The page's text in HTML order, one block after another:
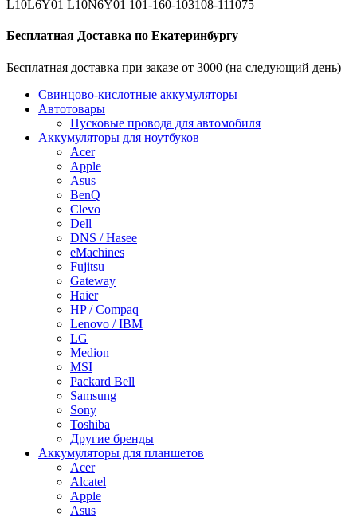
L10L6Y01 L10N6Y01 101-160-103108-111075
Бесплатная Доставка по Екатеринбургу
Бесплатная доставка при заказе от 3000 (на следующий день)
Cвинцово-кислотные аккумуляторы
Автотовары
Пусковые провода для автомобиля
Аккумуляторы для ноутбуков
Acer
Apple
Asus
BenQ
Clevo
Dell
DNS / Hasee
eMachines
Fujitsu
Gateway
Haier
HP / Compaq
Lenovo / IBM
LG
Medion
MSI
Packard Bell
Samsung
Sony
Toshiba
Другие бренды
Аккумуляторы для планшетов
Acer
Alcatel
Apple
Asus